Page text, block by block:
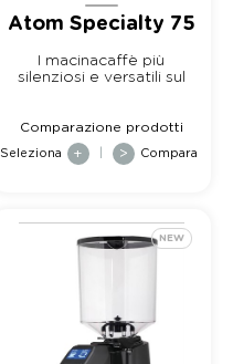
Atom Specialty 75
I macinacaffè più
silenziosi e versatili sul
Comparazione prodotti
Seleziona + > Compara
NEW